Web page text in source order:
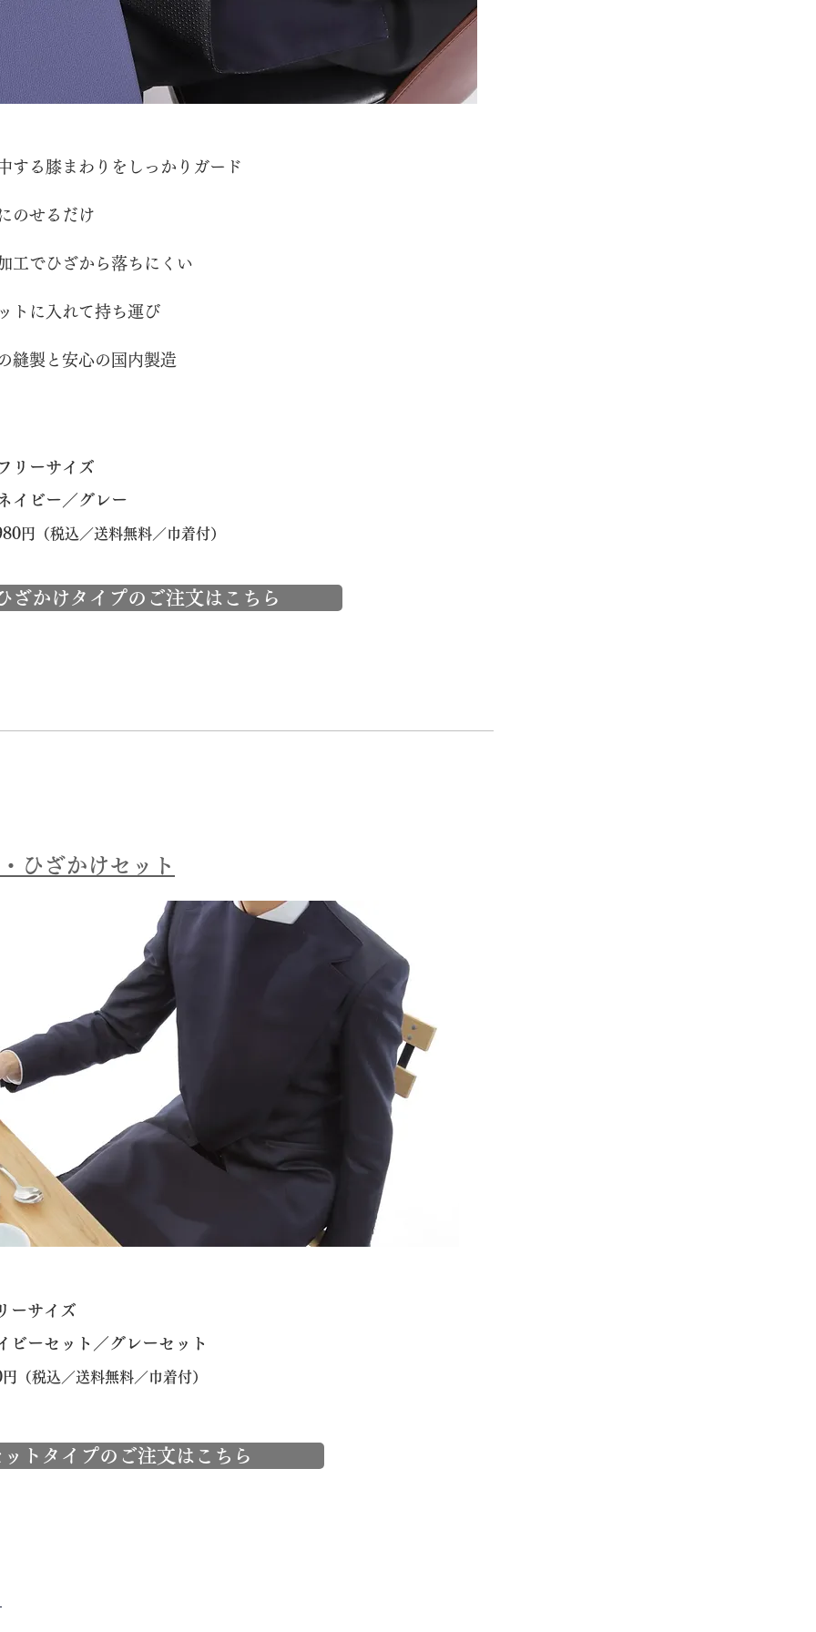
する膝まわりをしっかりガード
のせるだけ
工でひざから落ちにくい
トに入れて持ち運び
縫製 と安心の国内製造
リーサイズ
イビー／グレー
円（税込／送料無料／巾着付）
ざかけタイプのご注文はこちら
ひざかけセット
ーサイズ
ビーセット／グレーセット
円（税込／送料無料／巾着付）
ットタイプのご注文はこちら